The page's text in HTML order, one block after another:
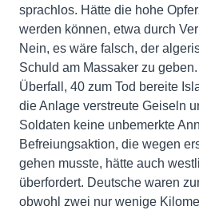
sprachlos. Hätte die hohe
werden können, etwa durch
Nein, es wäre falsch, der
Schuld am Massaker zu
Überfall, 40 zum Tod bereite
die Anlage verstreute Geiseln
Soldaten keine unbemerkte
Befreiungsaktion, die wegen
gehen musste, hätte auch
überfordert. Deutsche waren
obwohl zwei nur wenige